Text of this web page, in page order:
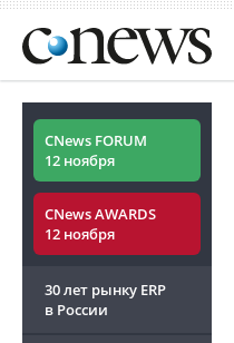
CNews FORUM
12 ноября
CNews AWARDS
12 ноября
30 лет рынку ERP
в России